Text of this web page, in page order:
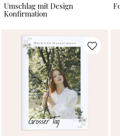
Umschlag mit Design
Konfirmation